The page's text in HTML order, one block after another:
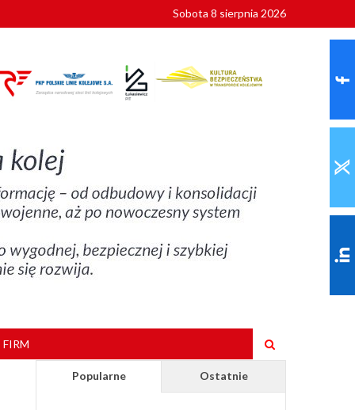
Sobota 8 sierpnia 2026
Popularne Ostatnie